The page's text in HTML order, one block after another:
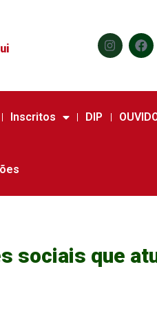
Inscritos DIP
sociais que